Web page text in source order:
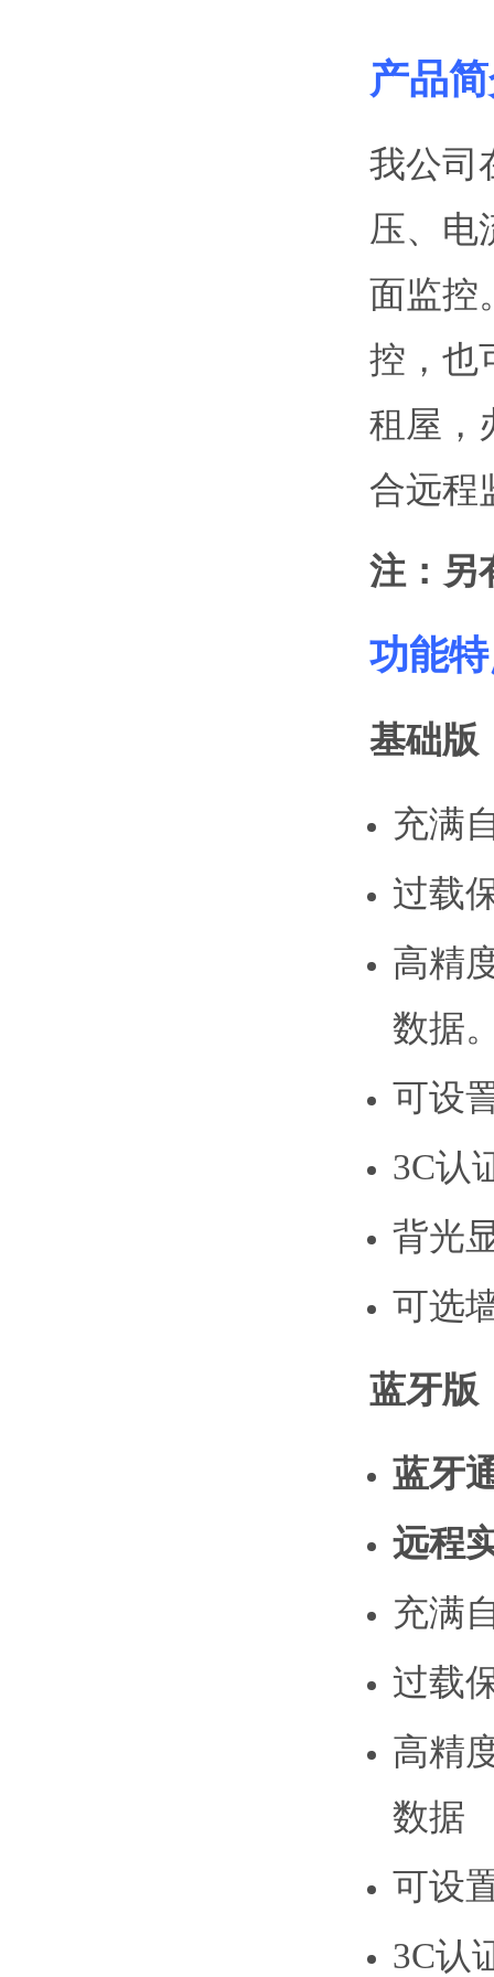
产品
我公司
压、电
面监控
控，也
租屋，
合远程
注：另
功能
基础版
充满
过载
高精
数据
可设
3C认
背光
可选
蓝牙版
蓝牙
远程
充满
过载
高精
数据
可设
3C认